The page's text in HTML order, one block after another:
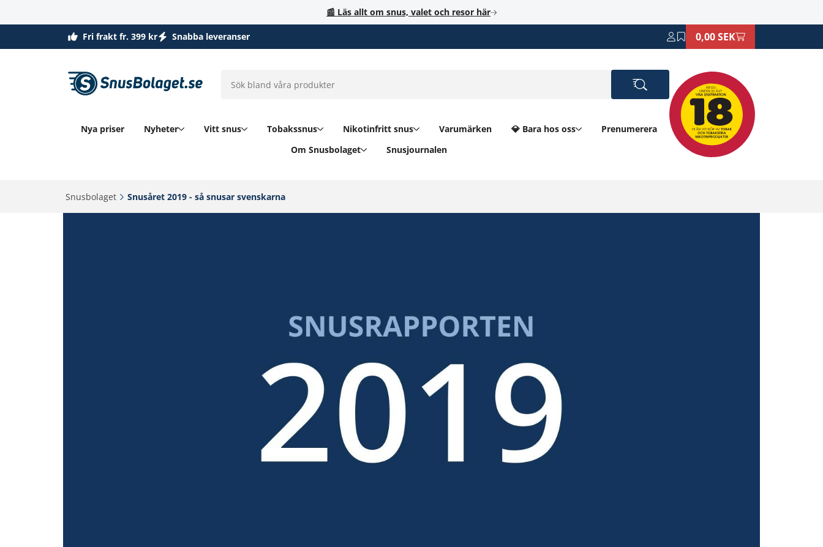
📰 Läs allt om snus, valet och resor här
Fri frakt fr. 399 kr Snabba leveranser 0,00 SEK
Nya priser Nyheter Vitt snus Tobakssnus Nikotinfritt snus Varumärken 💎 Bara hos oss
Prenumerera
Om Snusbolaget
Snusjournalen
Snusbolaget‎ Snusåret 2019 - så snusar svenskarna‎